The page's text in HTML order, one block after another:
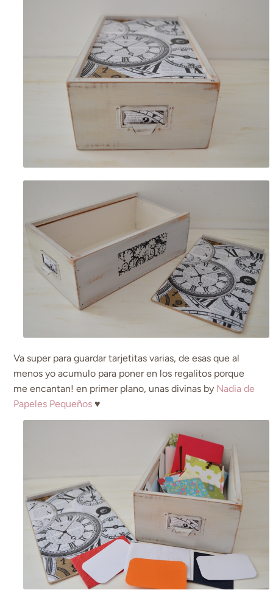
Va super para guardar tarjetitas varias, de esas que al
menos yo acumulo para poner en los regalitos porque
me encantan! en primer plano, unas divinas by Nadia de
Papeles Pequeños ♥